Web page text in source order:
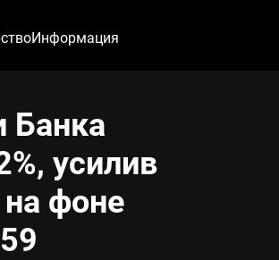
Информация
Банка
усилив
фоне